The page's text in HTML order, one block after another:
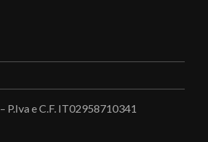
– P.Iva e C.F. IT02958710341